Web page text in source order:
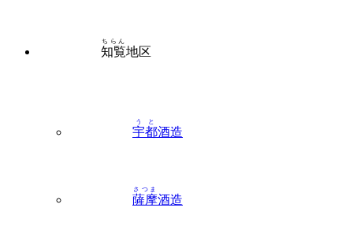
知覧
ちらん
地区
宇都
うと
酒造
薩摩
さつま
酒造